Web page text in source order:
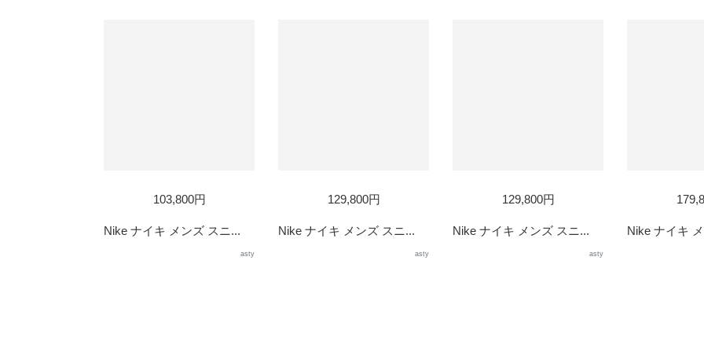
103,800円
Nike ナイキ メンズ スニ...
asty
129,800円
Nike ナイキ メンズ スニ...
asty
129,800円
Nike ナイキ メンズ スニ...
asty
Nike ナイキ